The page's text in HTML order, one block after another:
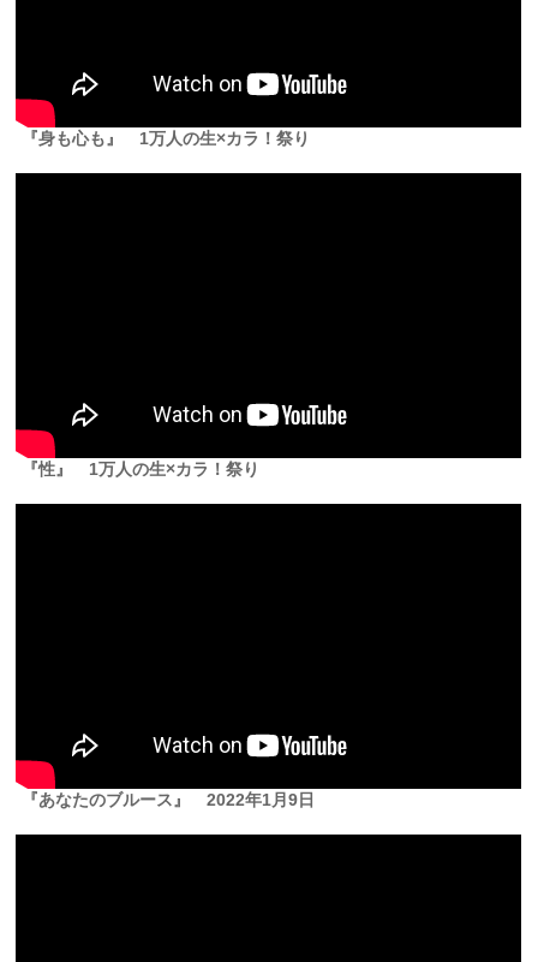
『身も心も』 1万人の生×カラ！祭り
『性』 1万人の生×カラ！祭り
『あなたのブルース』2022年1月9日